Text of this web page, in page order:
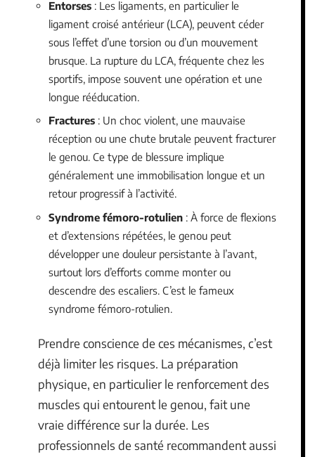
Entorses : Les ligaments, en particulier le
ligament croisé antérieur (LCA), peuvent céder
sous l’effet d’une torsion ou d’un mouvement
brusque. La rupture du LCA, fréquente chez les
sportifs, impose souvent une opération et une
longue rééducation.
Fractures : Un choc violent, une mauvaise
réception ou une chute brutale peuvent fracturer
le genou. Ce type de blessure implique
généralement une immobilisation longue et un
retour progressif à l’activité.
Syndrome fémoro-rotulien : À force de flexions
et d’extensions répétées, le genou peut
développer une douleur persistante à l’avant,
surtout lors d’efforts comme monter ou
descendre des escaliers. C’est le fameux
syndrome fémoro-rotulien.
Prendre conscience de ces mécanismes, c’est
déjà limiter les risques. La préparation
physique, en particulier le renforcement des
muscles qui entourent le genou, fait une
vraie différence sur la durée. Les
professionnels de santé recommandent aussi